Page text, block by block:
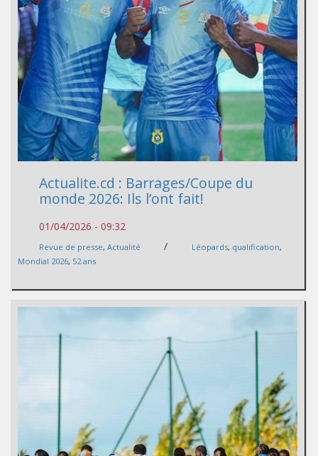
Actualite.cd : Barrages/Coupe du
monde 2026: Ils l’ont fait!
01/04/2026 - 09:32
Revue de presse, Actualité / Léopards, qualification,
Mondial 2026, 52 ans